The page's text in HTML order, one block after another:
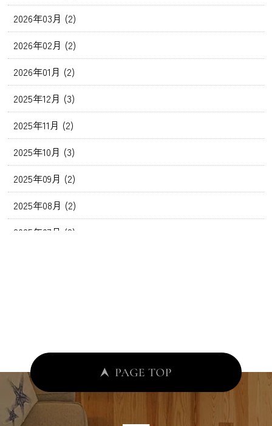
2026年03月 (2)
2026年02月 (2)
2026年01月 (2)
2025年12月 (3)
2025年11月 (2)
2025年10月 (3)
2025年09月 (2)
2025年08月 (2)
2025年07月 (2)
2025年02月 (3)
2025年01月 (3)
2024年12月 (5)